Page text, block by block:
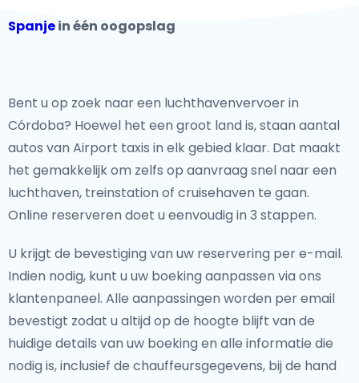
Spanjein één oogopslag
Bent u op zoek naar een luchthavenvervoer in
Córdoba? Hoewel het een groot land is, staan aantal
autos van Airport taxis in elk gebied klaar. Dat maakt
het gemakkelijk om zelfs op aanvraag snel naar een
luchthaven, treinstation of cruisehaven te gaan.
Online reserveren doet u eenvoudig in 3 stappen.
U krijgt de bevestiging van uw reservering per e-mail.
Indien nodig, kunt u uw boeking aanpassen via ons
klantenpaneel. Alle aanpassingen worden per email
bevestigt zodat u altijd op de hoogte blijft van de
huidige details van uw boeking en alle informatie die
nodig is, inclusief de chauffeursgegevens, bij de hand